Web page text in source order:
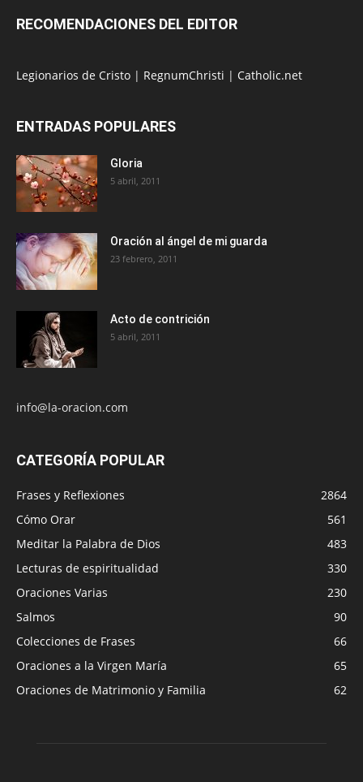
RECOMENDACIONES DEL EDITOR
Legionarios de Cristo | RegnumChristi | Catholic.net
ENTRADAS POPULARES
Gloria
5 abril, 2011
Oración al ángel de mi guarda
23 febrero, 2011
Acto de contrición
5 abril, 2011
info@la-oracion.com
CATEGORÍA POPULAR
Frases y Reflexiones
2864
Cómo Orar
561
Meditar la Palabra de Dios
483
Lecturas de espiritualidad
330
Oraciones Varias
230
Salmos
90
Colecciones de Frases
66
Oraciones a la Virgen María
65
Oraciones de Matrimonio y Familia
62